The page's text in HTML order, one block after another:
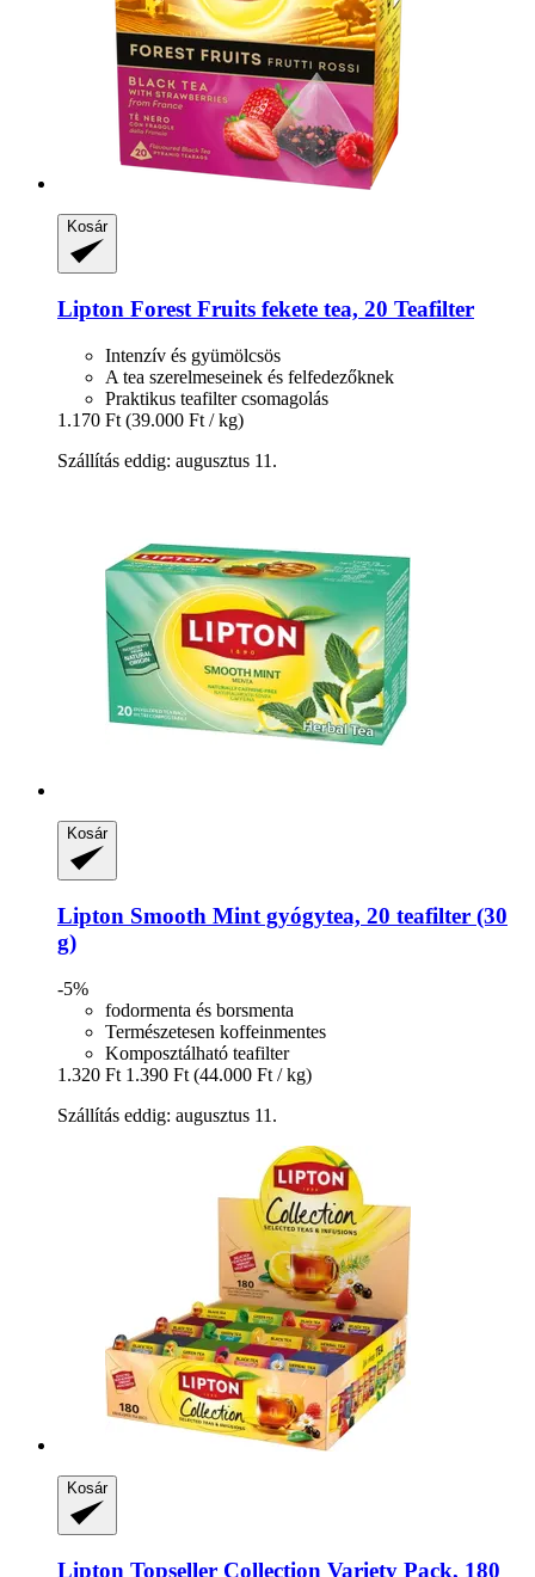
Kosár
Lipton Forest Fruits fekete tea, 20 Teafilter
Intenzív és gyümölcsös
A tea szerelmeseinek és felfedezőknek
Praktikus teafilter csomagolás
1.170 Ft (39.000 Ft / kg)
Szállítás eddig: augusztus 11.
Kosár
Lipton Smooth Mint gyógytea, 20 teafilter (30
g)
-5%
fodormenta és borsmenta
Természetesen koffeinmentes
Komposztálható teafilter
1.320 Ft 1.390 Ft (44.000 Ft / kg)
Szállítás eddig: augusztus 11.
Kosár
Lipton Topseller Collection Variety Pack, 180